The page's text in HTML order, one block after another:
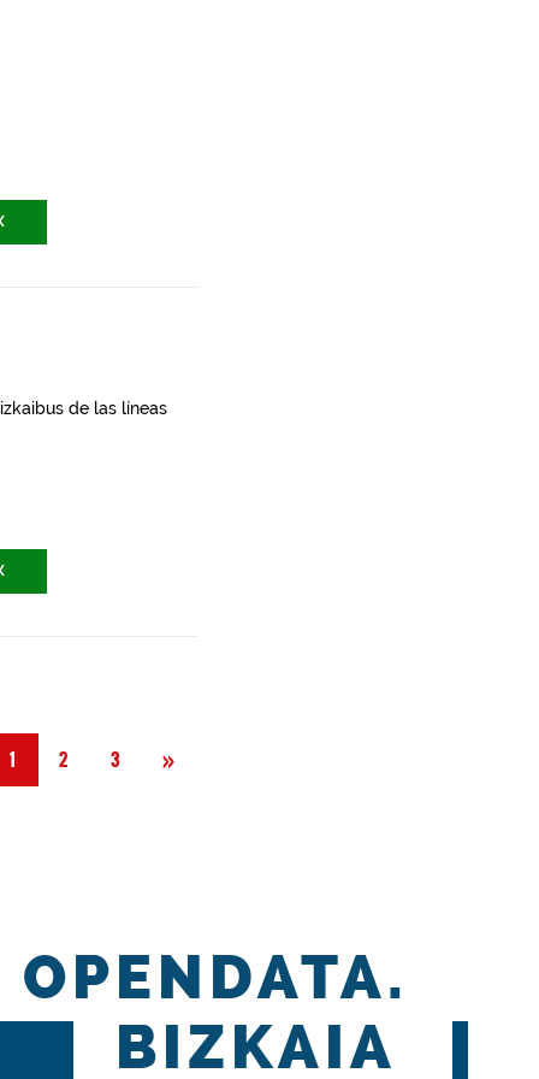
de las líneas
1 2 3 »
OPENDATA.
BIZKAIA